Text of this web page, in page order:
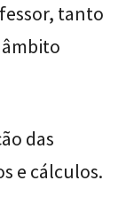
tanto
das
e cálculos.